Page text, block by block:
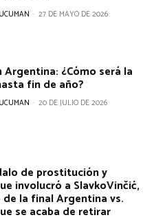
- 27 DE MAYO DE 2026
Argentina: ¿Cómo será la
fin de año?
- 20 DE JULIO DE 2026
de prostitución y
involucró a SlavkoVinčić,
la final Argentina vs.
se acaba de retirar